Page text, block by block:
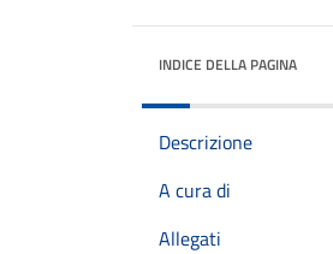
INDICE DELLA PAGINA
Descrizione
A cura di
Allegati